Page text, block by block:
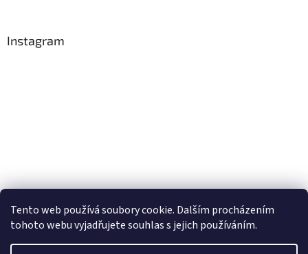
Tento web používá soubory cookie. Dalším procházením
tohoto webu vyjadřujete souhlas s jejich používáním.
Instagram
Sledovat na Instagramu